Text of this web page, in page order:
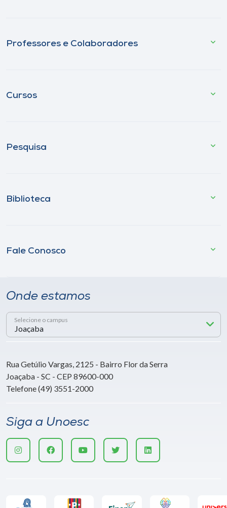
Professores e Colaboradores
Cursos
Pesquisa
Biblioteca
Fale Conosco
Onde estamos
Selecione o campus
Rua Getúlio Vargas, 2125 - Bairro Flor da Serra
Joaçaba - SC - CEP 89600-000
Telefone (49) 3551-2000
Siga a Unoesc